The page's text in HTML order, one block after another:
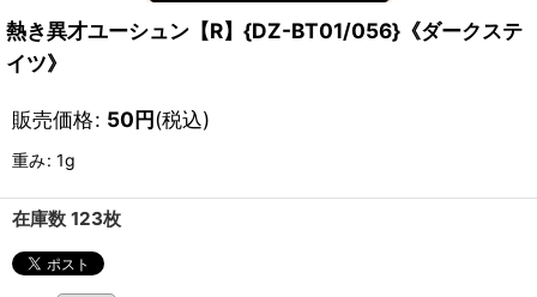
熱き異才ユーシュン【R】{DZ-BT01/056}《ダークステ
イツ》
販売価格: 50円(税込)
重み: 1g
在庫数 123枚